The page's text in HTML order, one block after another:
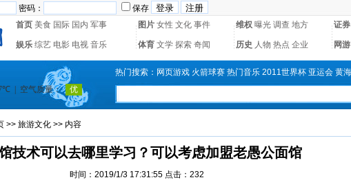
密码： 保存
首页 美食 国际 国内 军事 图片 女性 文化 事件 维权 曝光 调查 地方 证券
娱乐 综艺 电影 电视 音乐 体育 文学 探索 奇闻 历史 人物 热点 企业 网游
热门搜索： 网页游戏 火箭球赛 热门音乐 2011世界杯 亚运会 黄
>> 旅游文化 >> 内容
技术可以去哪里学习？可以考虑加盟老愚公面馆
时间：2019/1/3 17:31:55 点击： 232